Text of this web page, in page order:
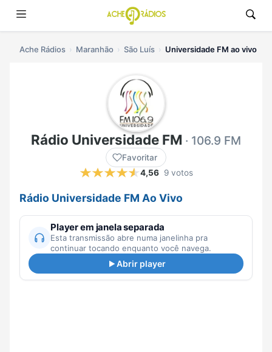
Ache Rádios Maranhão São Luís Universidade FM ao vivo
Rádio Universidade FM · 106.9 FM
Favoritar
4,56 9 votos
Rádio Universidade FM Ao Vivo
Player em janela separada
Esta transmissão abre numa janelinha pra
continuar tocando enquanto você navega.
Abrir player